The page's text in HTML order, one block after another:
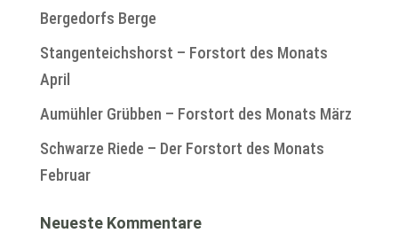
Bergedorfs Berge
Stangenteichshorst – Forstort des Monats
April
Aumühler Grübben – Forstort des Monats März
Schwarze Riede – Der Forstort des Monats
Februar
Neueste Kommentare